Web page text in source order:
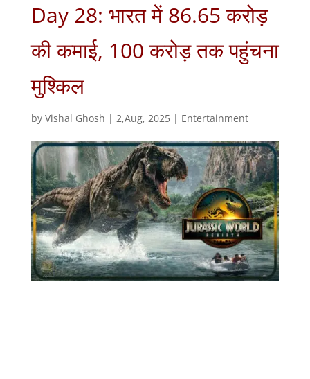
Day 28: भारत में 86.65 करोड़
की कमाई, 100 करोड़ तक पहुंचना
मुश्किल
by Vishal Ghosh | 2,Aug, 2025| Entertainment